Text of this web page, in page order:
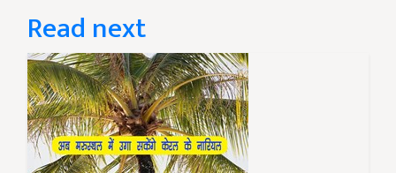
Read next